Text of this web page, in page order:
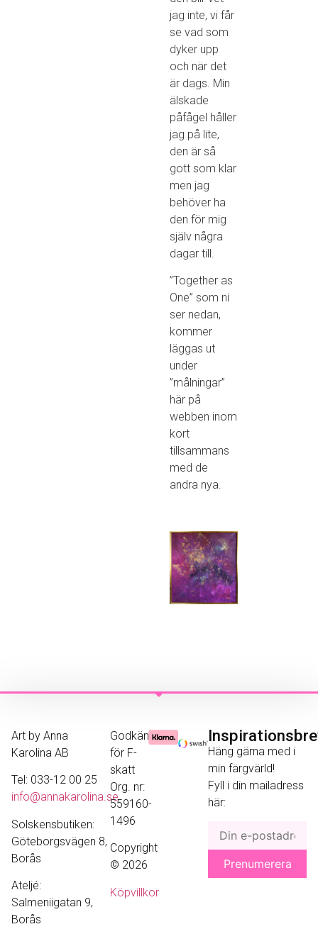
jag inte, vi får
se vad som
dyker upp
och när det
är dags. Min
älskade
påfågel håller
jag på lite,
den är så
gott som klar
men jag
behöver ha
den för mig
själv några
dagar till.
”Together as
One” som ni
ser nedan,
kommer
läggas ut
under
”målningar”
här på
webben inom
kort
tillsammans
med de
andra nya.
Art by Anna
Karolina AB
Tel: 033-12 00 25
info@annakarolina.se
Solskensbutiken:
Göteborgsvägen 8,
Borås
Ateljé:
Salmeniigatan 9,
Borås
Godkänd
för F-
skatt
Org. nr:
559160-
1496
Copyright
© 2026
Köpvillkor
Häng gärna med i
min färgvärld!
Fyll i din mailadress
här: